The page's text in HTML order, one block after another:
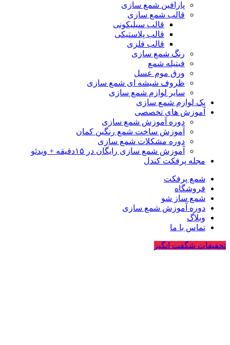
پارافین شمع سازی
قالب شمع سازی
قالب سیلیکونی
قالب پلاستیکی
قالب فلزی
رنگ شمع سازی
فیتیله شمع
ورق موم عسل
ظروف شیشه ای شمع سازی
سایر لوازم شمع سازی
پک لوازم شمع سازی
آموزش های تخصصی
دوره آموزش شمع سازی
آموزش ساخت شمع رنگین کمان
دوره مشکلات شمع سازی
آموزش شمع سازی رایگان در ۱۵دقیقه + ویدئو
مجله پرفکت کندل
شمع پرفکت
فروشگاه
شمع ساز شو
دوره آموزش شمع سازی
وبلاگ
تماس با ما
تخفیفات شگفت انگیز